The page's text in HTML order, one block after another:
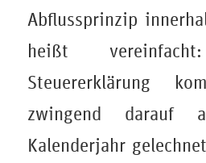
Abflussprinzip
heißt
Steuererklärung
zwingend darauf
Kalenderjahr